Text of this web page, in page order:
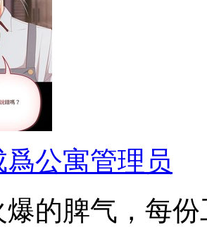
爲公寓管理员
爆的脾气，每份